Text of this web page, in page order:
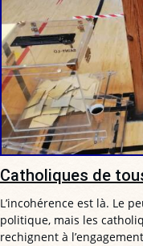
Catholiques de
L’incohérence est là. Le
politique, mais les
rechignent à